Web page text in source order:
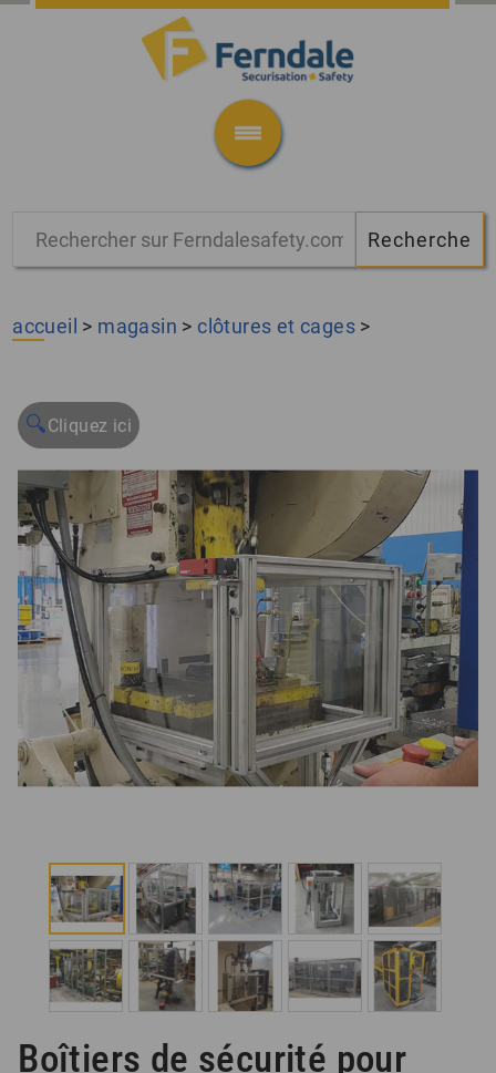
accueil > magasin > clôtures et cages >
🔍
Boîtiers de sécurité pour